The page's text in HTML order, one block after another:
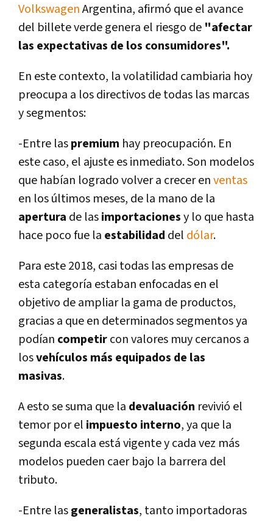
VolkswagenArgentina, afirmó que el avance
del billete verde genera el riesgo de "afectar
las expectativas de los consumidores".
En este contexto, la volatilidad cambiaria hoy
preocupa a los directivos de todas las marcas
y segmentos:
-Entre laspremium hay preocupación. En
este caso, el ajuste es inmediato. Son modelos
que habí­an logrado volver a crecer enventas
en los últimos meses, de la mano de la
apertura de lasimportacionesy lo que hasta
hace poco fue la estabilidad del dólar.
Para este 2018, casi todas las empresas de
esta categorí­a estaban enfocadas en el
objetivo de ampliar la gama de productos,
gracias a que en determinados segmentos ya
podí­an competircon valores muy cercanos a
losvehí­culos más equipados de las
masivas.
A esto se suma que la devaluación revivió el
temor por el impuesto interno, ya que la
segunda escala está vigente y cada vez más
modelos pueden caer bajo la barrera del
tributo.
-Entre lasgeneralistas, tanto importadoras